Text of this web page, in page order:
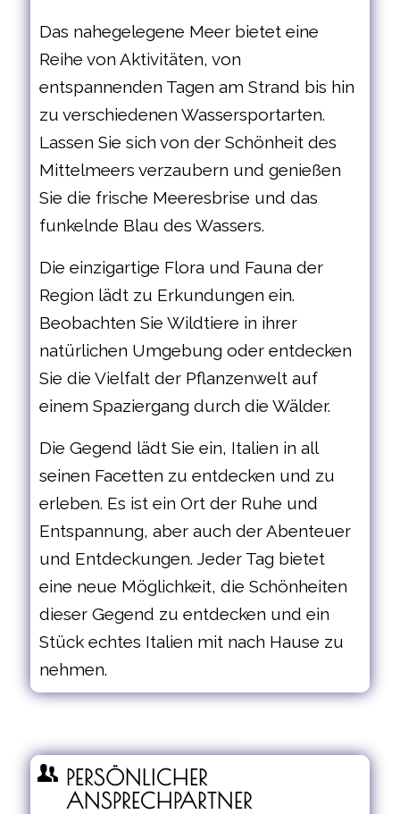
Das nahegelegene Meer bietet eine
Reihe von Aktivitäten, von
entspannenden Tagen am Strand bis hin
zu verschiedenen Wassersportarten.
Lassen Sie sich von der Schönheit des
Mittelmeers verzaubern und genießen
Sie die frische Meeresbrise und das
funkelnde Blau des Wassers.
Die einzigartige Flora und Fauna der
Region lädt zu Erkundungen ein.
Beobachten Sie Wildtiere in ihrer
natürlichen Umgebung oder entdecken
Sie die Vielfalt der Pflanzenwelt auf
einem Spaziergang durch die Wälder.
Die Gegend lädt Sie ein, Italien in all
seinen Facetten zu entdecken und zu
erleben. Es ist ein Ort der Ruhe und
Entspannung, aber auch der Abenteuer
und Entdeckungen. Jeder Tag bietet
eine neue Möglichkeit, die Schönheiten
dieser Gegend zu entdecken und ein
Stück echtes Italien mit nach Hause zu
nehmen.
PERSÖNLICHER
ANSPRECHPARTNER